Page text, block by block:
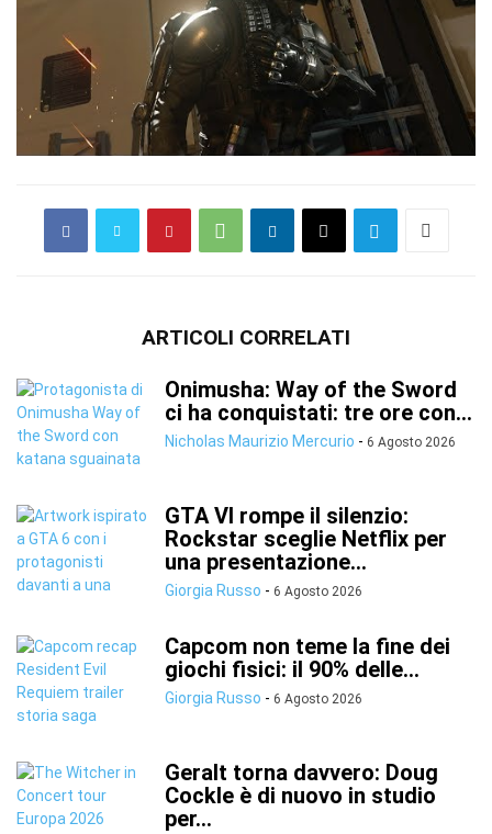
ARTICOLI CORRELATI
Onimusha: Way of the Sword
ci ha conquistati: tre ore con...
Nicholas Maurizio Mercurio - 6 Agosto 2026
GTA VI rompe il silenzio:
Rockstar sceglie Netflix per
una presentazione...
Giorgia Russo - 6 Agosto 2026
Capcom non teme la fine dei
giochi fisici: il 90% delle...
Giorgia Russo - 6 Agosto 2026
Geralt torna davvero: Doug
Cockle è di nuovo in studio
per...